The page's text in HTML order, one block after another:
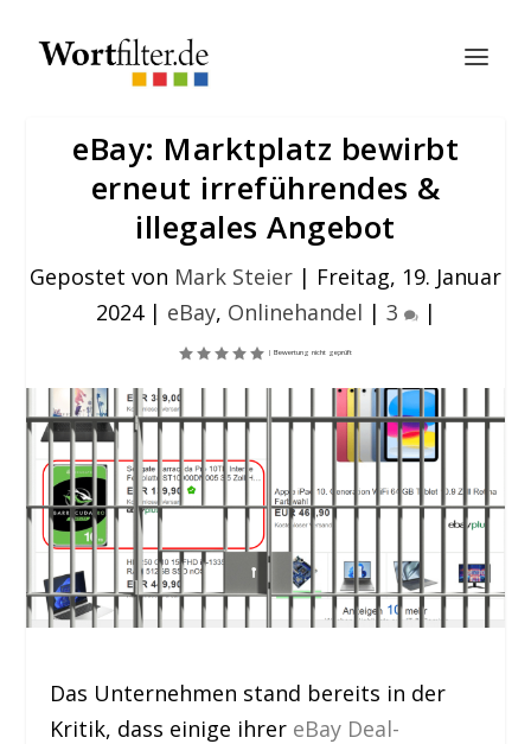
eBay: Marktplatz bewirbt
erneut irreführendes &
illegales Angebot
Gepostet von Mark Steier | Freitag, 19. Januar
2024| eBay, Onlinehandel | 3 |
Das Unternehmen stand bereits in der
Kritik, dass einige ihrer eBay Deal-